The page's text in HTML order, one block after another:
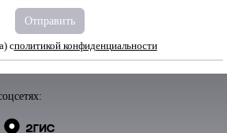
сполитикой конфиденциальности